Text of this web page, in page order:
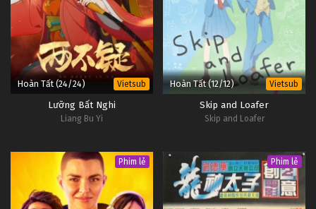
Hoàn Tất (24/24) Vietsub
Lưỡng Bất Nghi
Liang Bu Yi
Hoàn Tất (12/12) Vietsub
Skip and Loafer
Skip and Loafer
Phim lẻ Phim lẻ